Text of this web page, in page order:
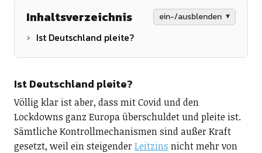
Inhaltsverzeichnis ein-/ausblenden
Ist Deutschland pleite?
Ist Deutschland pleite?
Völlig klar ist aber, dass mit Covid und den
Lockdowns ganz Europa überschuldet und pleite ist.
Sämtliche Kontrollmechanismen sind außer Kraft
gesetzt, weil ein steigenderLeitzins nicht mehr von